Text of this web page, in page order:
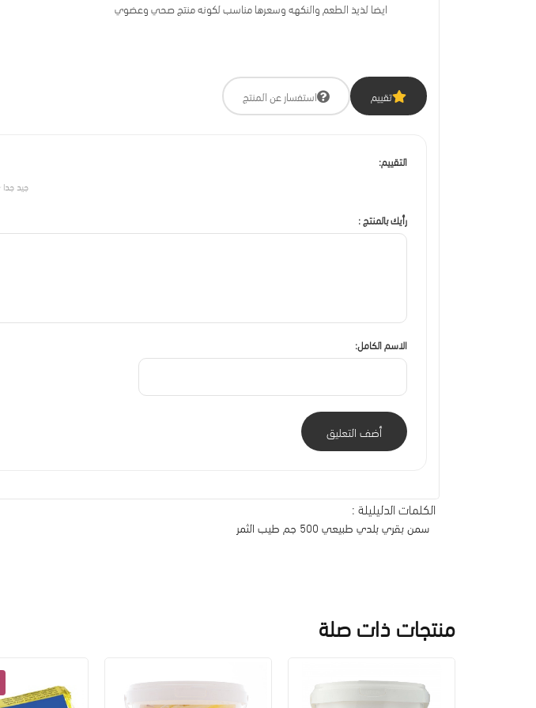
ايضا لذيذ الطعم والنكهه وسعرها مناسب لكونه منتج صحي وعضوي
تقييم استفسار عن المنتج
التقييم:
جيد جدا
رأيك بالمنتج :
الاسم الكامل:
أضف التعليق
الكلمات الدليليلة :
سمن بقري بلدي طبيعي 500 جم طيب الثمر
منتجات ذات صلة